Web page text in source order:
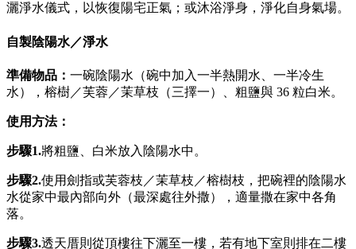
灑淨水儀式，以恢復陽宅正氣；或沐浴淨身，淨化自身氣場。
自製陰陽水／淨水
準備物品： 一碗陰陽水（碗中加入一半熱開水、一半冷生
水），榕樹／芙蓉／茉草枝（三擇一）、粗鹽與 36 粒白米。
使用方法：
步驟1.將粗鹽、白米放入陰陽水中。
步驟2.使用劍指或芙蓉枝／茉草枝／榕樹枝，把碗裡的陰陽水
水從家中最內部向外（最深處往外撒），適量撒在家中各角
落。
步驟3.透天厝則從頂樓往下灑至一樓，若有地下室則排在二樓